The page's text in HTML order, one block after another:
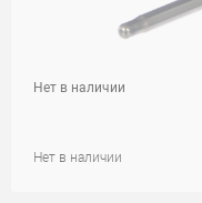
Нет в наличии
Нет в наличии